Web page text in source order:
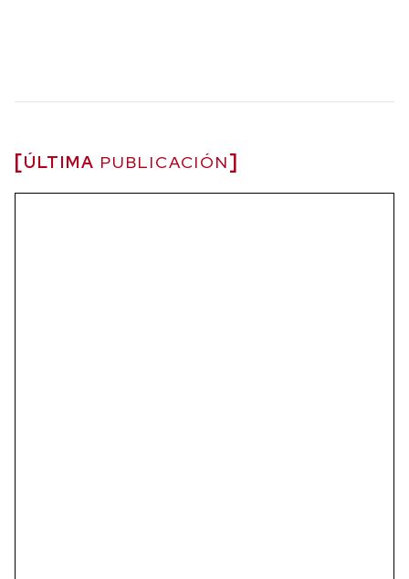
ÚLTIMA PUBLICACIÓN